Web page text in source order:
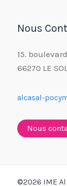
Nous
15.
66270 LE
alcasal-
Nous
©2026 IME Al